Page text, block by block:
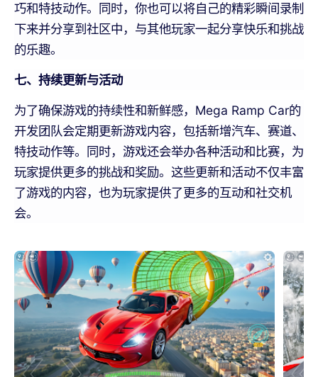
巧和特技动作。同时，你也可以将自己的精彩瞬间录制
下来并分享到社区中，与其他玩家一起分享快乐和挑战
的乐趣。
七、持续更新与活动
为了确保游戏的持续性和新鲜感，Mega Ramp Car的
开发团队会定期更新游戏内容，包括新增汽车、赛道、
特技动作等。同时，游戏还会举办各种活动和比赛，为
玩家提供更多的挑战和奖励。这些更新和活动不仅丰富
了游戏的内容，也为玩家提供了更多的互动和社交机
会。